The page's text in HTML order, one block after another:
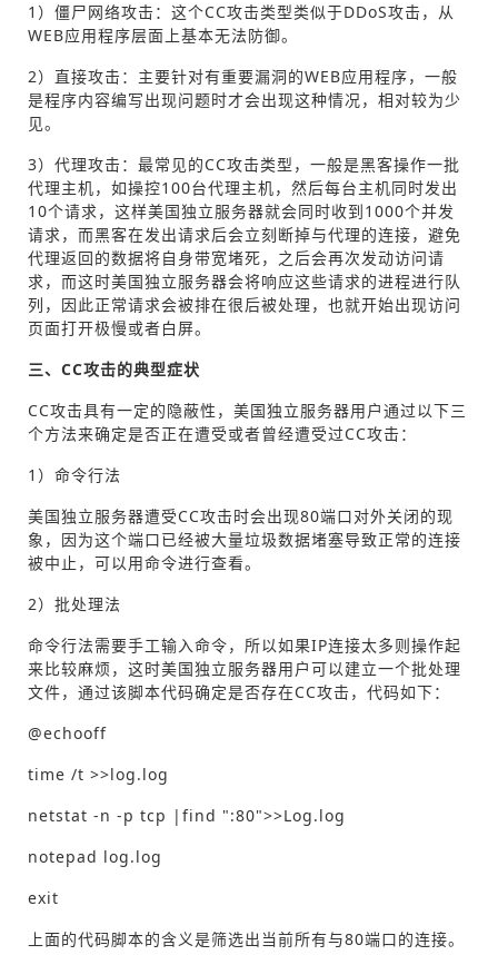
1）僵尸网络攻击：这个CC攻击类型类似于DDoS攻击，从
WEB应用程序层面上基本无法防御。
2）直接攻击：主要针对有重要漏洞的WEB应用程序，一般
是程序内容编写出现问题时才会出现这种情况，相对较为少
见。
3）代理攻击：最常见的CC攻击类型，一般是黑客操作一批
代理主机，如操控100台代理主机，然后每台主机同时发出
10个请求，这样美国独立服务器就会同时收到1000个并发
请求，而黑客在发出请求后会立刻断掉与代理的连接，避免
代理返回的数据将自身带宽堵死，之后会再次发动访问请
求，而这时美国独立服务器会将响应这些请求的进程进行队
列，因此正常请求会被排在很后被处理，也就开始出现访问
页面打开极慢或者白屏。
三、CC攻击的典型症状
CC攻击具有一定的隐蔽性，美国独立服务器用户通过以下三
个方法来确定是否正在遭受或者曾经遭受过CC攻击：
1）命令行法
美国独立服务器遭受CC攻击时会出现80端口对外关闭的现
象，因为这个端口已经被大量垃圾数据堵塞导致正常的连接
被中止，可以用命令进行查看。
2）批处理法
命令行法需要手工输入命令，所以如果IP连接太多则操作起
来比较麻烦，这时美国独立服务器用户可以建立一个批处理
文件，通过该脚本代码确定是否存在CC攻击，代码如下：
@echooff
time /t >>log.log
netstat -n -p tcp |find ":80">>Log.log
notepad log.log
exit
上面的代码脚本的含义是筛选出当前所有与80端口的连接。